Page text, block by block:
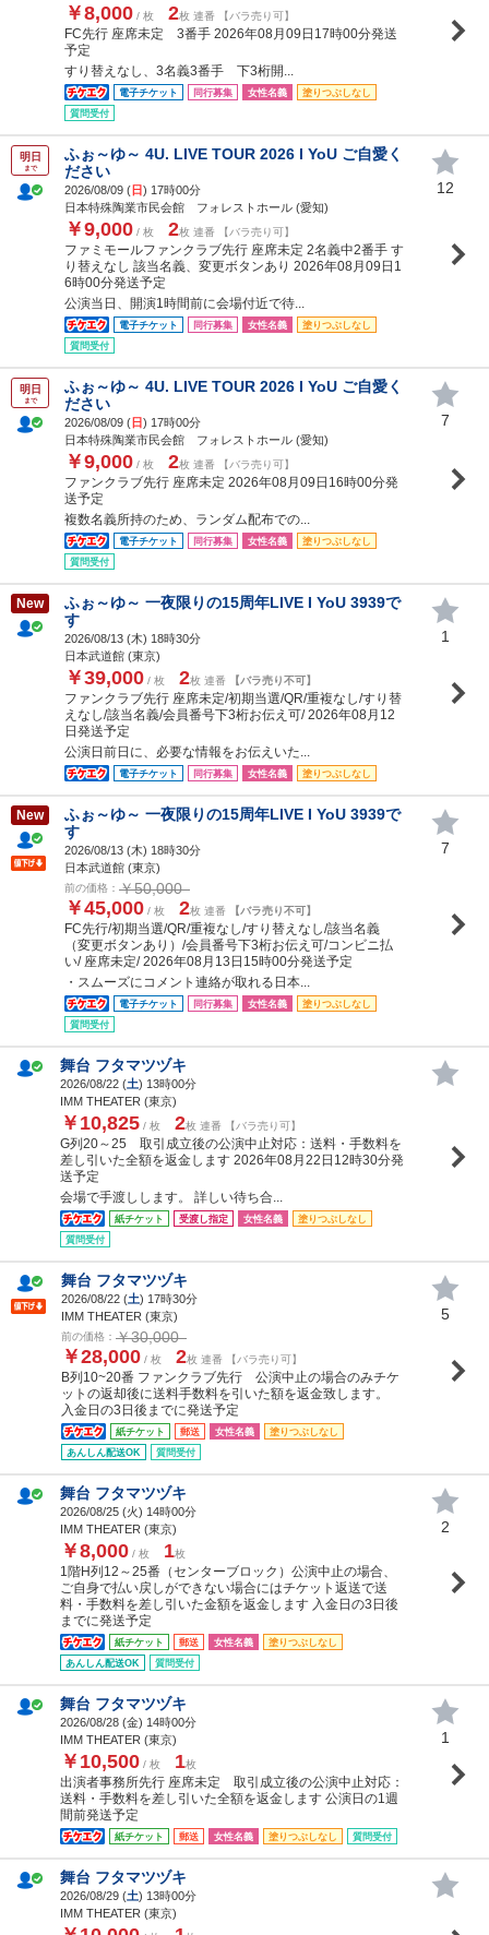
￥8,000 / 枚 2枚 連番 【バラ売り可】
FC先行 座席未定 3番手 2026年08月09日17時00分発送
予定
すり替えなし、3名義3番手 下3桁開...
電子チケット 同行募集 女性名義
塗りつぶしなし
質問受付
明日
まで
ふぉ～ゆ～ 4U. LIVE TOUR 2026 I YoU ご自愛く
ださい
2026/08/09 (日) 17時00分
日本特殊陶業市民会館 フォレストホール (愛知)
￥9,000 / 枚 2枚 連番 【バラ売り可】
ファミモールファンクラブ先行 座席未定 2名義中2番手 す
り替えなし 該当名義、変更ボタンあり 2026年08月09日1
6時00分発送予定
公演当日、開演1時間前に会場付近で待...
電子チケット 同行募集 女性名義
塗りつぶしなし
質問受付
12
明日
まで
ふぉ～ゆ～ 4U. LIVE TOUR 2026 I YoU ご自愛く
ださい
2026/08/09 (日) 17時00分
日本特殊陶業市民会館 フォレストホール (愛知)
￥9,000 / 枚 2枚 連番 【バラ売り可】
ファンクラブ先行 座席未定 2026年08月09日16時00分発
送予定
複数名義所持のため、ランダム配布での...
電子チケット 同行募集 女性名義
塗りつぶしなし
質問受付
7
New
ふぉ～ゆ～ 一夜限りの15周年LIVE I YoU 3939で
す
2026/08/13 (木) 18時30分
日本武道館 (東京)
￥39,000 / 枚 2枚 連番 【バラ売り不可】
ファンクラブ先行 座席未定/初期当選/QR/重複なし/すり替
えなし/該当名義/会員番号下3桁お伝え可/ 2026年08月12
日発送予定
公演日前日に、必要な情報をお伝えいた...
電子チケット 同行募集 女性名義 塗りつぶしなし
1
New
ふぉ～ゆ～ 一夜限りの15周年LIVE I YoU 3939で
す
2026/08/13 (木) 18時30分
日本武道館 (東京)
前の価格： ￥50,000
￥45,000 / 枚 2枚 連番 【バラ売り不可】
FC先行/初期当選/QR/重複なし/すり替えなし/該当名義
（変更ボタンあり）/会員番号下3桁お伝え可/コンビニ払
い/ 座席未定/ 2026年08月13日15時00分発送予定
・スムーズにコメント連絡が取れる日本...
電子チケット 同行募集 女性名義
塗りつぶしなし
質問受付
7
舞台 フタマツヅキ
2026/08/22 (土) 13時00分
IMM THEATER (東京)
￥10,825 / 枚 2枚 連番 【バラ売り可】
G列20～25 取引成立後の公演中止対応：送料・手数料を
差し引いた全額を返金します 2026年08月22日12時30分発
送予定
会場で手渡しします。 詳しい待ち合...
紙チケット 受渡し指定 女性名義
塗りつぶしなし
質問受付
舞台 フタマツヅキ
2026/08/22 (土) 17時30分
IMM THEATER (東京)
前の価格： ￥30,000
￥28,000 / 枚 2枚 連番 【バラ売り可】
B列10~20番 ファンクラブ先行 公演中止の場合のみチケ
ットの返却後に送料手数料を引いた額を返金致します。
入金日の3日後までに発送予定
紙チケット 郵送 女性名義
塗りつぶしなし
あんしん配送OK
質問受付
5
舞台 フタマツヅキ
2026/08/25 (火) 14時00分
IMM THEATER (東京)
￥8,000 / 枚 1枚
1階H列12～25番（センターブロック）公演中止の場合、
ご自身で払い戻しができない場合にはチケット返送で送
料・手数料を差し引いた金額を返金します 入金日の3日後
までに発送予定
紙チケット 郵送 女性名義
塗りつぶしなし
あんしん配送OK
質問受付
2
舞台 フタマツヅキ
2026/08/28 (金) 14時00分
IMM THEATER (東京)
￥10,500 / 枚 1枚
出演者事務所先行 座席未定 取引成立後の公演中止対応：
送料・手数料を差し引いた全額を返金します 公演日の1週
間前発送予定
紙チケット 郵送 女性名義 塗りつぶしなし 質問受付
1
舞台 フタマツヅキ
2026/08/29 (土) 13時00分
IMM THEATER (東京)